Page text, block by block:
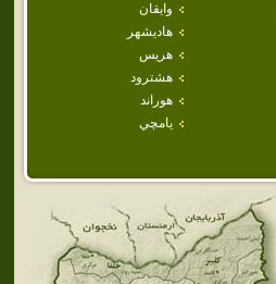
وايقان
هاديشهر
هريس
هشترود
هوراند
يامچي